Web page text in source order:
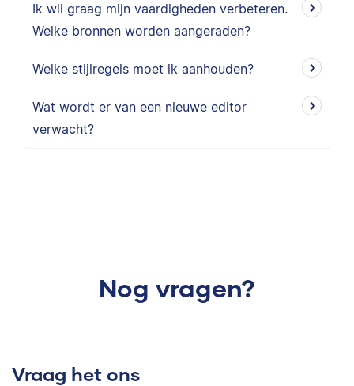
Ik wil graag mijn vaardigheden verbeteren.
Welke bronnen worden aangeraden?
Welke stijlregels moet ik aanhouden?
Wat wordt er van een nieuwe editor
verwacht?
Nog vragen?
Vraag het ons